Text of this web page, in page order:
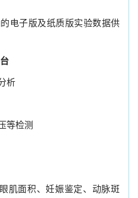
子版及纸质版实验数据供
析
等检测
面积、妊娠鉴定、动脉斑